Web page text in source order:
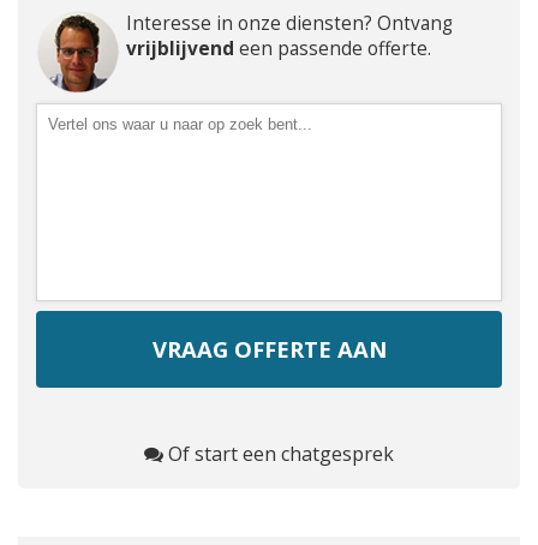
Interesse in onze diensten? Ontvang
vrijblijvend een passende offerte.
Of start een chatgesprek